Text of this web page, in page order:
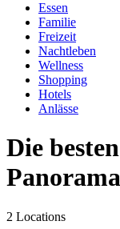
Essen
Familie
Freizeit
Nachtleben
Wellness
Shopping
Hotels
Anlässe
Die
2 Locations